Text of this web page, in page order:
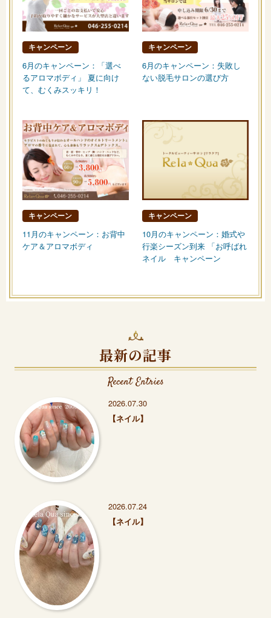
キャンペーン
6月のキャンペーン：「選べ
るアロマボディ」 夏に向け
て、むくみスッキリ！
キャンペーン
6月のキャンペーン：失敗し
ない脱毛サロンの選び方
キャンペーン
11月のキャンペーン：お背中
ケア＆アロマボディ
キャンペーン
10月のキャンペーン：婚式や
行楽シーズン到来 「お呼ばれ
ネイル キャンペーン
最新の記事
Recent Entries
2026.07.30
【ネイル】
2026.07.24
【ネイル】